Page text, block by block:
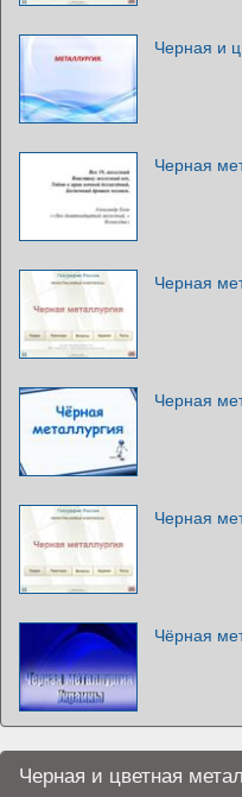
Черная и
Черная
Черная
Черная
Черная
Чёрная
Черная и цветная